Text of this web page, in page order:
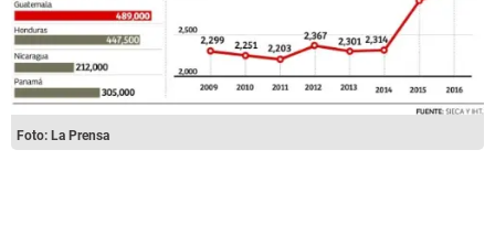
Foto: La Prensa